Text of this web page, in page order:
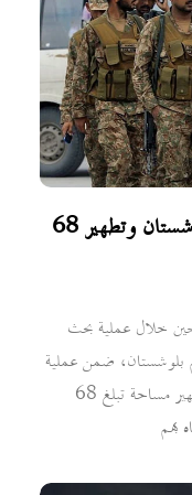
مقتل 3 مسلحين في عملية أمنية ببلوشستان وتطهير 68
الباكستانية مقتل 3 مسلحين خلال عملية بحث
بلوشستان، ضمن عملية
«رد الفتنة 3»، فيما أفادت مصادر أمنية بتطهير مساحة تبلغ 68